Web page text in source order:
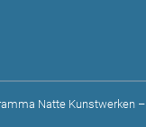
Natte Kunstwerken –